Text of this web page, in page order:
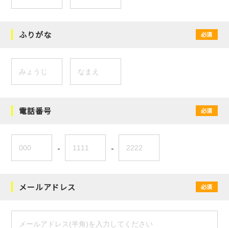
ふりがな 必須
電話番号 必須
- -
メールアドレス 必須